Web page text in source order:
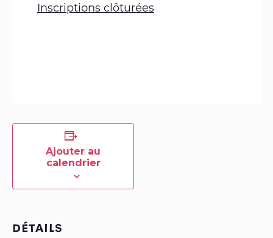
Inscriptions clôturées
Ajouter au
calendrier
DÉTAILS